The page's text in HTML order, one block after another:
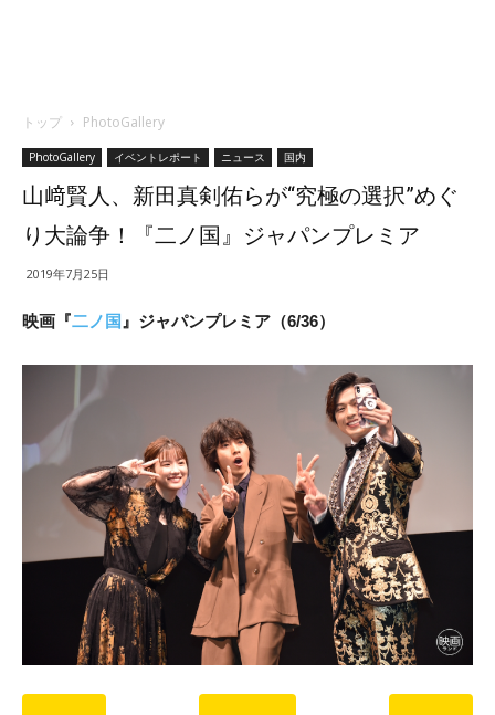
トップ PhotoGallery
PhotoGallery イベントレポート ニュース 国内
山﨑賢人、新田真剣佑らが“究極の選択”めぐ
り大論争！『二ノ国』ジャパンプレミア
2019年7月25日
映画『二ノ国 』ジャパンプレミア（6/36）